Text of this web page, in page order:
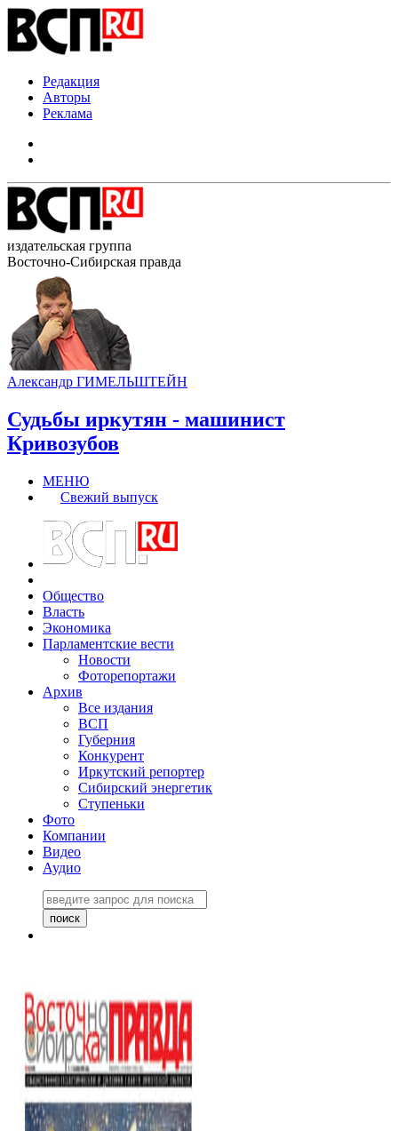
Редакция
Авторы
Реклама
издательская группа
Восточно-Сибирская правда
Александр ГИМЕЛЬШТЕЙН
Судьбы иркутян - машинист
Кривозубов
МЕНЮ
Свежий выпуск
Общество
Власть
Экономика
Парламентские вести
Новости
Фоторепортажи
Архив
Все издания
ВСП
Губерния
Конкурент
Иркутский репортер
Сибирский энергетик
Ступеньки
Фото
Компании
Видео
Аудио